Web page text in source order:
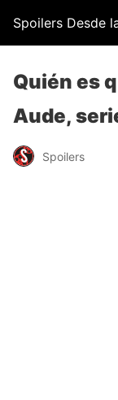
Spoilers Desde
Quién es
Aude,
Spoilers